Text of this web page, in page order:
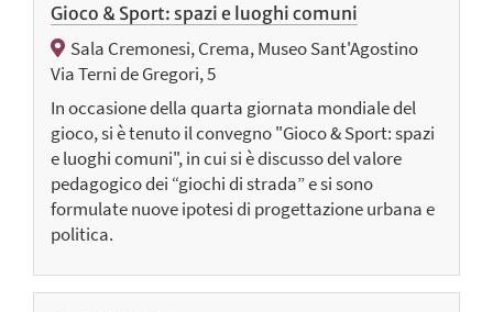
Gioco & Sport: spazi e luoghi comuni
Sala Cremonesi, Crema, Museo Sant'Agostino
Via Terni de Gregori, 5
In occasione della quarta giornata mondiale del
gioco, si è tenuto il convegno "Gioco & Sport: spazi
e luoghi comuni", in cui si è discusso del valore
pedagogico dei “giochi di strada” e si sono
formulate nuove ipotesi di progettazione urbana e
politica.